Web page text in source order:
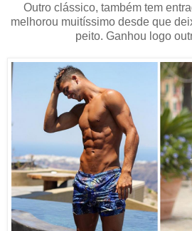
Outro clássico, também tem
melhorou muitíssimo desde que
peito. Ganhou logo